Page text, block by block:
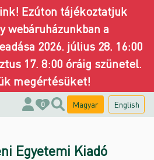
Ezúton tájékoztatjuk
webáruházunkban a
2026. július 28. 16:00
17. 8:00 óráig szünetel.
megértésüket!
0 Magyar English
Egyetemi Kiadó